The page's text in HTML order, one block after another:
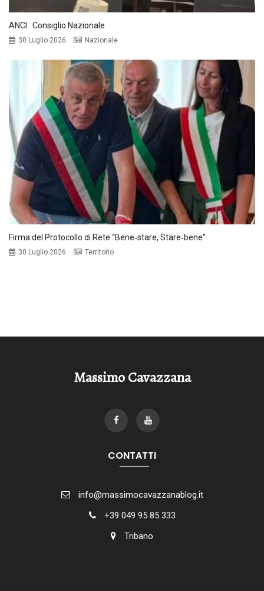
ANCI : Consiglio Nazionale
30 Luglio 2026 Nazionale
Firma del Protocollo di Rete “Bene‑stare, Stare‑bene”
30 Luglio 2026 Territorio
Massimo Cavazzana
CONTATTI
info@massimocavazzanablog.it
+39 049 95 85 333
Tribano